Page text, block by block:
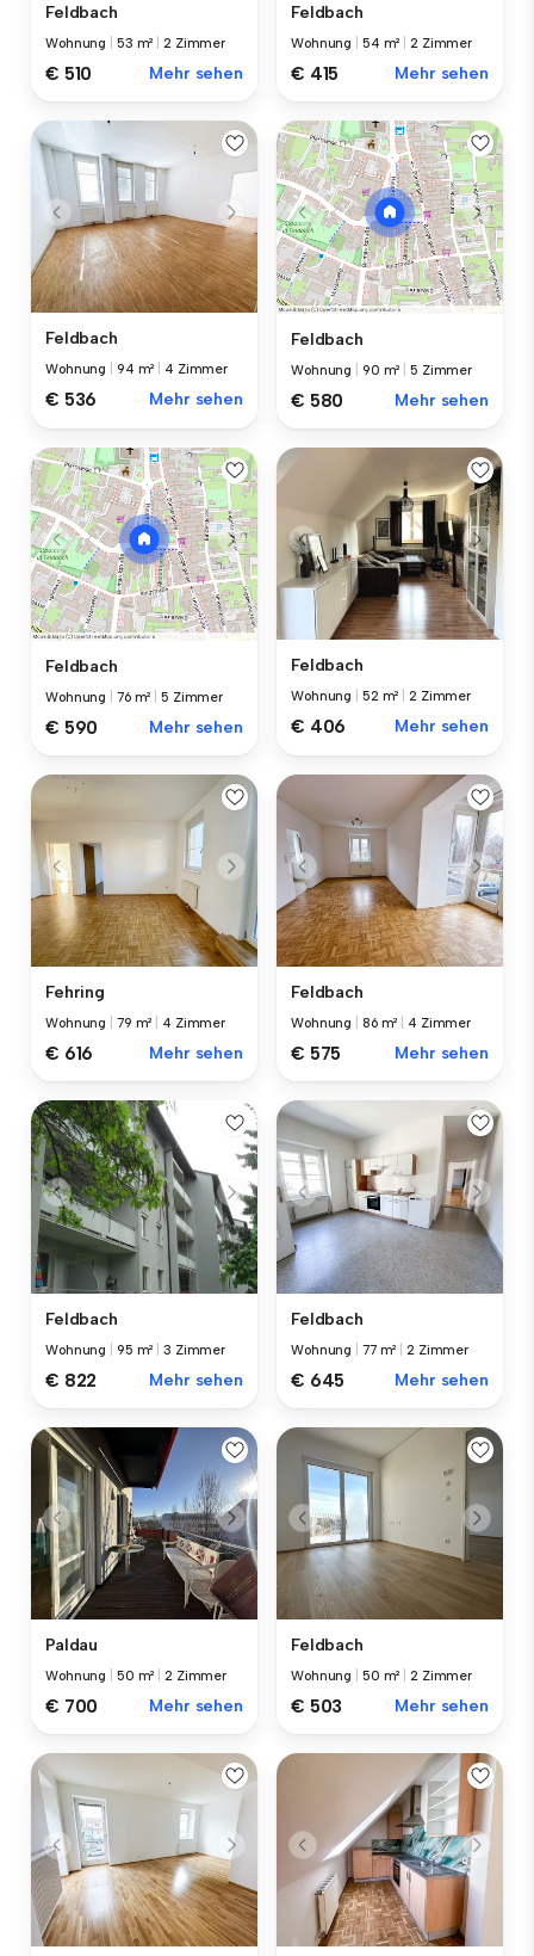
Feldbach
Wohnung 53 m² |2 Zimmer
€ 510 Mehr sehen
Feldbach
Wohnung 54 m² |2 Zimmer
€ 415 Mehr sehen
Feldbach
Wohnung 94 m² 4 Zimmer
€ 536 Mehr sehen
Feldbach
Wohnung 90 m² |5 Zimmer
€ 580 Mehr sehen
Feldbach
Wohnung 76 m² |5 Zimmer
€ 590 Mehr sehen
Feldbach
Wohnung 52 m² |2 Zimmer
€ 406 Mehr sehen
Fehring
Wohnung 79 m² 4 Zimmer
€ 616 Mehr sehen
Feldbach
Wohnung 86 m² 4 Zimmer
€ 575 Mehr sehen
Feldbach
Wohnung 95 m² |3 Zimmer
€ 822 Mehr sehen
Feldbach
Wohnung 77 m² |2 Zimmer
€ 645 Mehr sehen
Paldau
Wohnung 50 m² |2 Zimmer
€ 700 Mehr sehen
Feldbach
Wohnung 50 m² |2 Zimmer
€ 503 Mehr sehen